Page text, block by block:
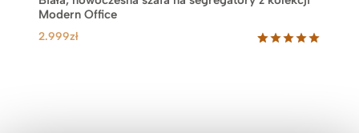
Modern Office
2.999zł